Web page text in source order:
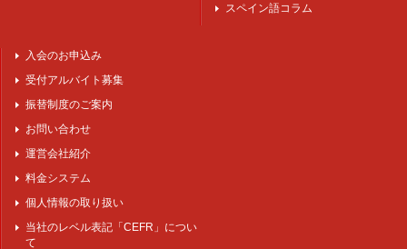
スペイン語コラム
入会のお申込み
受付アルバイト募集
振替制度のご案内
お問い合わせ
運営会社紹介
料金システム
個人情報の取り扱い
当社のレベル表記「CEFR」につい
て